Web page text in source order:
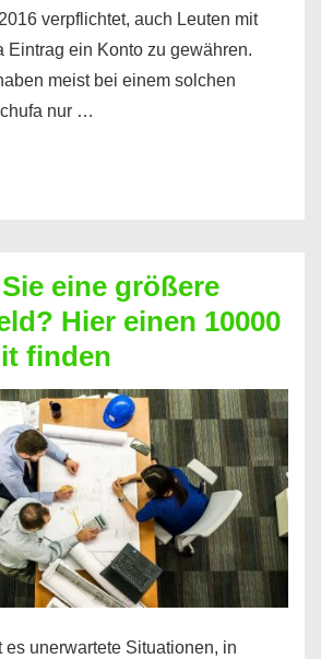
verpflichtet, auch Leuten mit
Eintrag ein Konto zu gewähren.
meist bei einem solchen
nur …
eine größere
Hier einen 10000
finden
es unerwartete Situationen, in